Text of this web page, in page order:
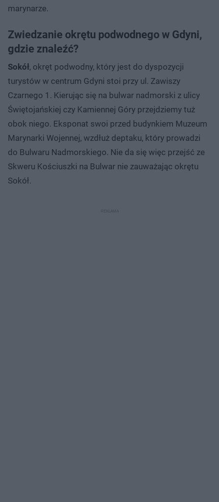
marynarze.
Zwiedzanie okrętu podwodnego w Gdyni,
gdzie znaleźć?
Sokół, okręt podwodny, który jest do dyspozycji
turystów w centrum Gdyni stoi przy ul. Zawiszy
Czarnego 1. Kierując się na bulwar nadmorski z ulicy
Świętojańskiej czy Kamiennej Góry przejdziemy tuż
obok niego. Eksponat swoi przed budynkiem Muzeum
Marynarki Wojennej, wzdłuż deptaku, który prowadzi
do Bulwaru Nadmorskiego. Nie da się więc przejść ze
Skweru Kościuszki na Bulwar nie zauważając okrętu
Sokół.